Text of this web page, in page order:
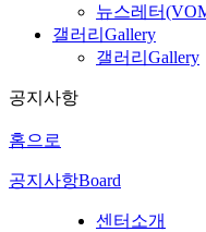
뉴스레터
갤러리 Gallery
갤러리 Gallery
공지사항
홈으로
공지사항Board
센터소개